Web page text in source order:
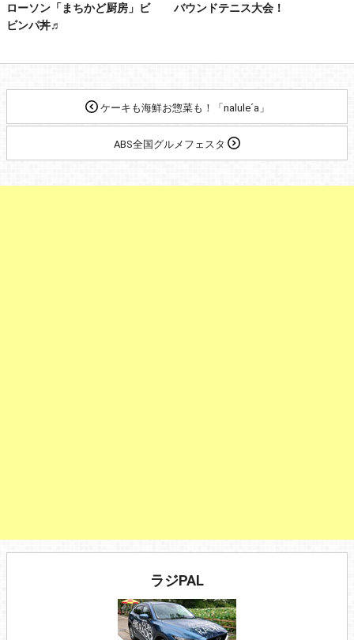
ローソン「まちかど厨房」ビ
ビンパ丼♬
バウンドテニス大会！
ケーキも海鮮お惣菜も！「nalule´a」
ABS全国グルメフェスタ
ラジPAL